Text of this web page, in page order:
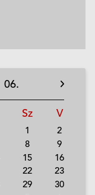
06.
Sz V
1
2
8
9
15
16
22
23
29
30